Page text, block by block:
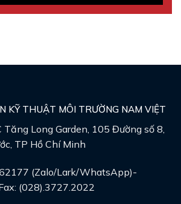
KỸ THUẬT MÔI TRƯỜNG NAM VIỆT
Tăng Long Garden, 105 Đường số 8,
TP Hồ Chí Minh
(Zalo/Lark/WhatsApp)-
(028).3727.2022